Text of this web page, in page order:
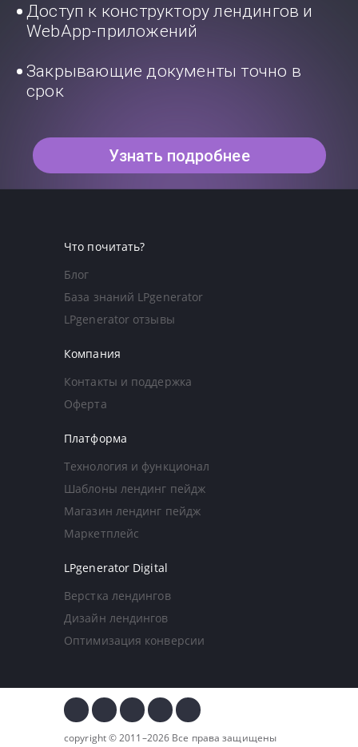
Доступ к конструктору лендингов и
WebApp-приложений
Закрывающие документы точно в
срок
Узнать подробнее
Что почитать?
Блог
База знаний LPgenerator
LPgenerator отзывы
Компания
Контакты и поддержка
Оферта
Платформа
Технология и функционал
Шаблоны лендинг пейдж
Магазин лендинг пейдж
Маркетплейс
LPgenerator Digital
Верстка лендингов
Дизайн лендингов
Оптимизация конверсии
copyright © 2011–2026 Все права защищены